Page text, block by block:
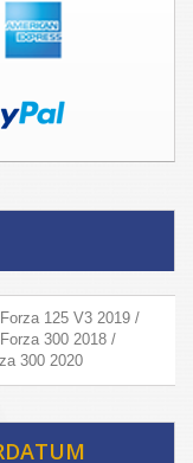
125 V3 2019 /
300 2018 /
300 2020